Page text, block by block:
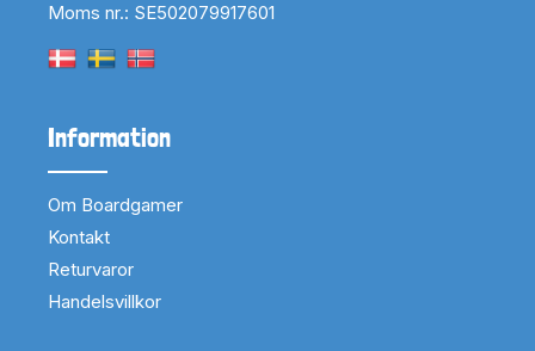
Moms nr.: SE502079917601
Information
Om Boardgamer
Kontakt
Returvaror
Handelsvillkor